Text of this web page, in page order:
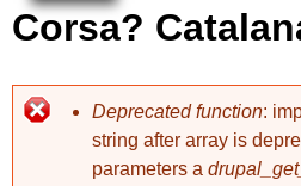
Corsa?
Deprecated function:
string after array is
parameters a